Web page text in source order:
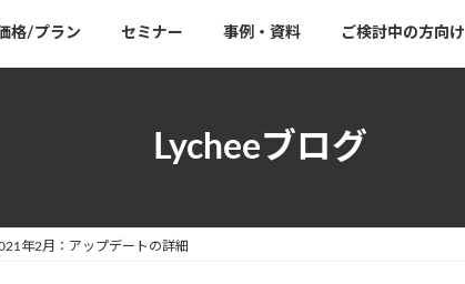
格/プラン セミナー 事例・資料 ご検討中の方向け
Lycheeブログ
年2月：アップデートの詳細